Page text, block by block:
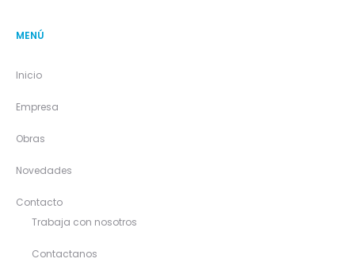
MENÚ
Inicio
Empresa
Obras
Novedades
Contacto
Trabaja con nosotros
Contactanos